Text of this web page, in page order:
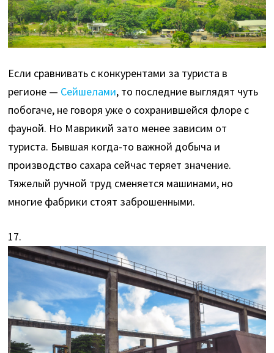
Если сравнивать с конкурентами за туриста в
регионе — Сейшелами, то последние выглядят чуть
побогаче, не говоря уже о сохранившейся флоре с
фауной. Но Маврикий зато менее зависим от
туриста. Бывшая когда-то важной добыча и
производство сахара сейчас теряет значение.
Тяжелый ручной труд сменяется машинами, но
многие фабрики стоят заброшенными.
17.